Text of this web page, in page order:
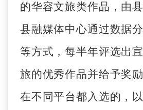
的华容文旅类作品，由县
县融媒体中心通过数据
等方式，每半年评选出
旅的优秀作品并给予奖
在不同平台都入选的，